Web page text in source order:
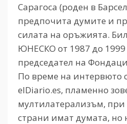
Сарагоса (роден в
предпочита думите и
силата на оръжията.
ЮНЕСКО от 1987 до 1999
председател на
По време на интервюто
elDiario.es, пламенно
мултилатерализъм, при
страни имат думата, но